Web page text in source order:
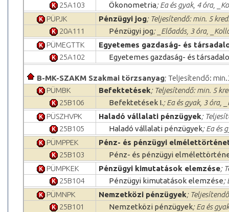
25A103
Ökonometria; Ea és gyak, 4 óra,
PÜPJK
Pénzügyi jog; Teljesítendő: min. 5
20A111
Pénzügyi jog; _Előadás, 3 óra,
PÜMEGTTK
Egyetemes gazdaság- és
25A102
Egyetemes gazdaság- és
B-MK-SZAKM Szakmai törzsanyag; Teljesítendő:
PÜMBK
Befektetések; Teljesítendő: min. 5
25B106
Befektetések I.; Ea és gyak, 3 óra,
PÜSZHVPK
Haladó vállalati pénzügyek;
25B105
Haladó vállalati pénzügyek; Ea és
PÜMPPEK
Pénz- és pénzügyi
25B103
Pénz- és pénzügyi
PÜMPKEK
Pénzügyi kimutatások elemzése;
25B104
Pénzügyi kimutatások elemzése;
PÜMNPK
Nemzetközi pénzügyek;
25B101
Nemzetközi pénzügyek; Ea és